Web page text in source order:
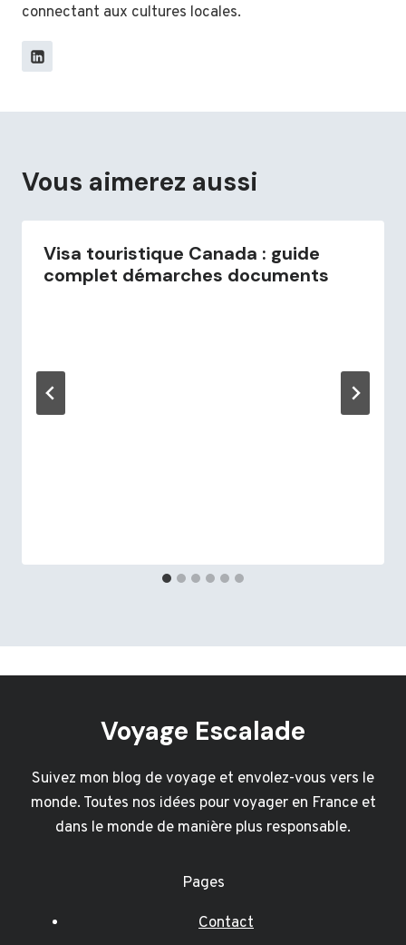
connectant aux cultures locales.
Vous aimerez aussi
Visa touristique Canada : guide
complet démarches documents
Voyage Escalade
Suivez mon blog de voyage et envolez-vous vers le
monde. Toutes nos idées pour voyager en France et
dans le monde de manière plus responsable.
Pages
Contact